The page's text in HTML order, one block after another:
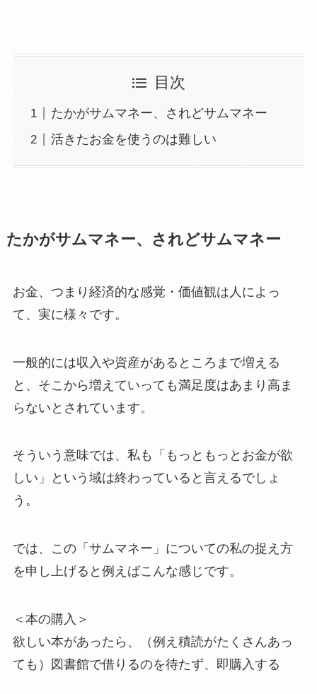
目次
たかがサムマネー、されどサムマネー
活きたお金を使うのは難しい
たかがサムマネー、されどサムマネー
お金、つまり経済的な感覚・価値観は人によっ
て、実に様々です。
一般的には収入や資産があるところまで増える
と、そこから増えていっても満足度はあまり高ま
らないとされています。
そういう意味では、私も「もっともっとお金が欲
しい」という域は終わっていると言えるでしょ
う。
では、この「サムマネー」についての私の捉え方
を申し上げると例えばこんな感じです。
＜本の購入＞
欲しい本があったら、（例え積読がたくさんあっ
ても）図書館で借りるのを待たず、即購入する